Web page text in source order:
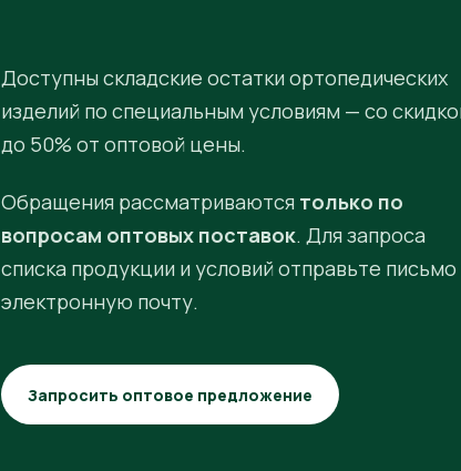
Доступны складские остатки ортопедических
изделий по специальным условиям — со
до 50% от оптовой цены.
Обращения рассматриваются только по
вопросам оптовых поставок. Для запроса
списка продукции и условий отправьте письмо
электронную почту.
Запросить оптовое предложение